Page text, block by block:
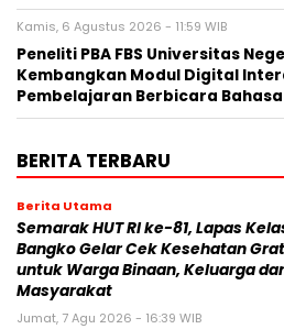
Kamis, 6 Agustus 2026 - 11:59 WIB
Peneliti PBA FBS Universitas
Kembangkan Modul Digital
Pembelajaran Berbicara
BERITA TERBARU
Berita Utama
Semarak HUT RI ke-81, Lapas
Bangko Gelar Cek Kesehatan
untuk Warga Binaan, Keluarga
Masyarakat
Jumat, 7 Agu 2026 - 16:39 WIB